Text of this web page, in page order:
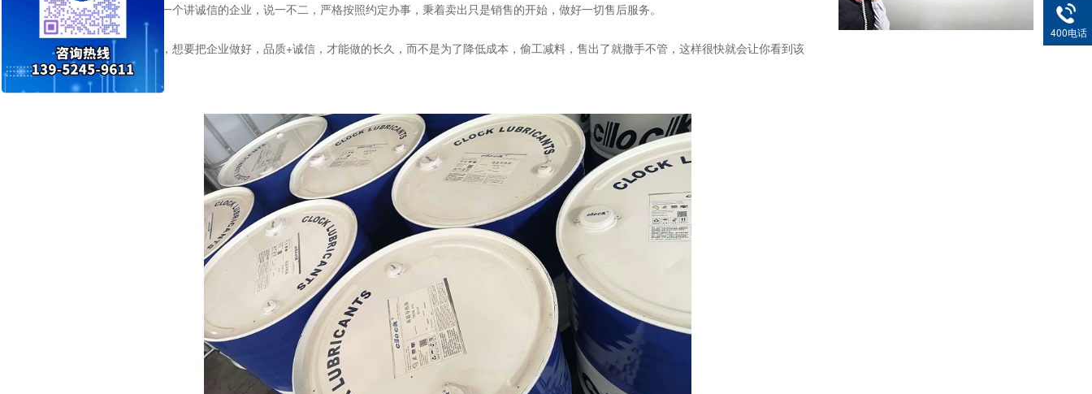
克拉克润滑油是一个讲诚信的企业，说一不二，严格按照约定办事，秉着卖出只是销售的开始，做好一切售后服务。
想和大家说一句，想要把企业做好，品质+诚信，才能做的长久，而不是为了降低成本，偷工减料，售出了就撒手不管，这样很快就会让你看到该
有的惩罚。
400电话